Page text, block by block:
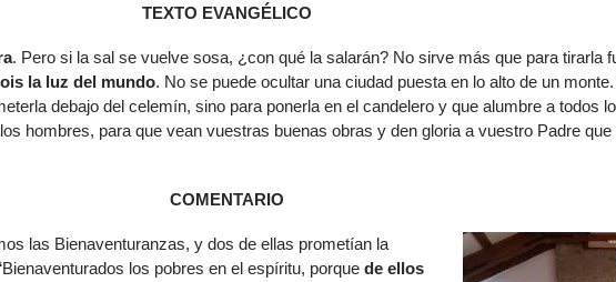
TEXTO EVANGÉLICO
. Pero si la sal se vuelve sosa, ¿con qué la salarán? No sirve más que para tirarla
la luz del mundo. No se puede ocultar una ciudad puesta en lo alto de un
debajo del celemín, sino para ponerla en el candelero y que alumbre a todos
hombres, para que vean vuestras buenas obras y den gloria a vuestro Padre que
COMENTARIO
las Bienaventuranzas, y dos de ellas prometían la
los pobres en el espíritu, porque de ellos